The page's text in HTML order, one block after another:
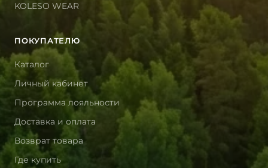
KOLESO WEAR
ПОКУПАТЕЛЮ
Каталог
Личный кабинет
Программа лояльности
Доставка и оплата
Возврат товара
Где купить